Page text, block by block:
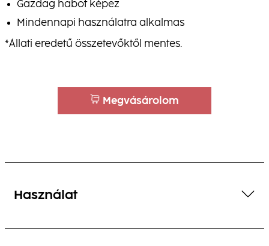
Gazdag habot képez
Mindennapi használatra alkalmas
*Állati eredetű összetevőktől mentes.
Megvásárolom
Használat